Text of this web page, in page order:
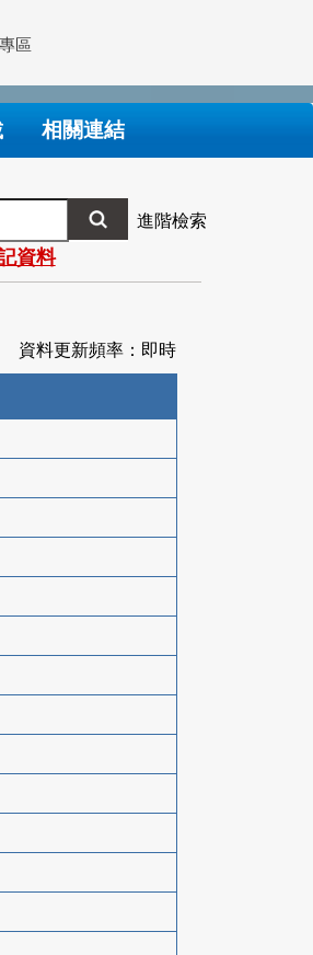
區
相關連結
進階檢索
資料
資料更新頻率：即時